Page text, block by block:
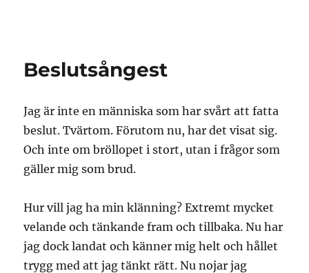
Beslutsångest
Jag är inte en människa som har svårt att fatta
beslut. Tvärtom. Förutom nu, har det visat sig.
Och inte om bröllopet i stort, utan i frågor som
gäller mig som brud.
Hur vill jag ha min klänning? Extremt mycket
velande och tänkande fram och tillbaka. Nu har
jag dock landat och känner mig helt och hållet
trygg med att jag tänkt rätt. Nu nojar jag